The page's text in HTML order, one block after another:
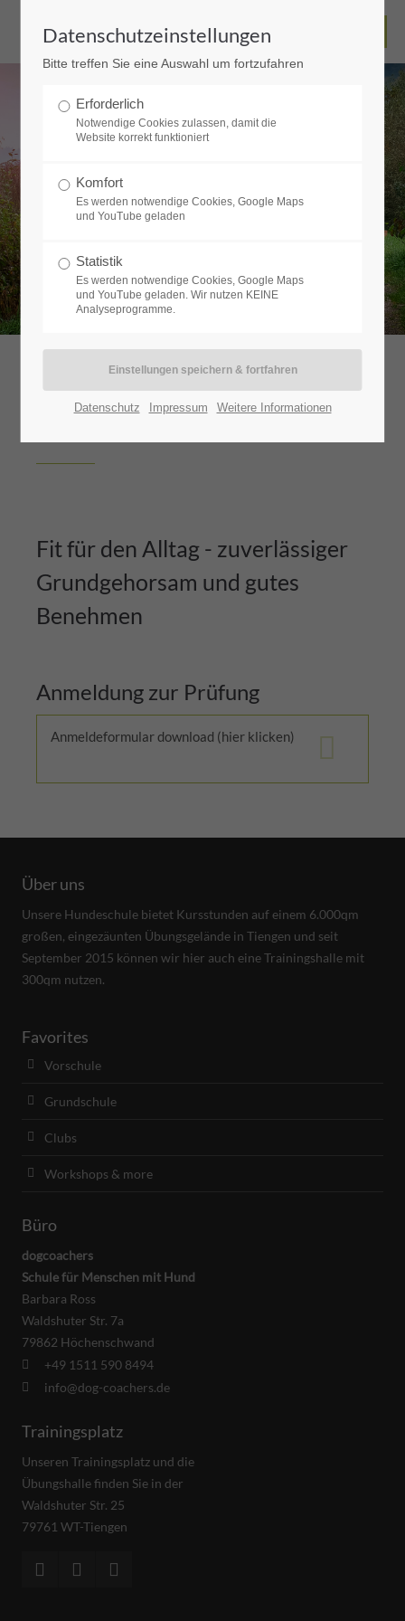
VORBEREITUNGSKURS
Fit für den Alltag - zuverlässiger
Grundgehorsam und gutes
Benehmen
Anmeldung zur Prüfung
Anmeldeformular download (hier klicken)
(299,6
Über uns
Unsere Hundeschule bietet Kursstunden auf einem 6.000qm
großen, eingezäunten Übungsgelände in Tiengen und seit
September 2015 können wir hier auch eine Trainingshalle mit
300qm nutzen.
Favorites
Vorschule
Grundschule
Clubs
Workshops & more
Büro
dogcoachers
Schule für Menschen mit Hund
Barbara Ross
Waldshuter Str. 7a
79862 Höchenschwand
+49 1511 590 8494
info@dog-coachers.de
Trainingsplatz
Unseren Trainingsplatz und die
Übungshalle finden Sie in der
Waldshuter Str. 25
79761 WT-Tiengen
Datenschutzeinstellungen
Bitte treffen Sie eine Auswahl um fortzufahren
Erforderlich
Notwendige Cookies zulassen, damit die
Website korrekt funktioniert
Komfort
Es werden notwendige Cookies, Google Maps
und YouTube geladen
Statistik
Es werden notwendige Cookies, Google Maps
und YouTube geladen. Wir nutzen KEINE
Analyseprogramme.
Datenschutz Impressum Weitere Informationen